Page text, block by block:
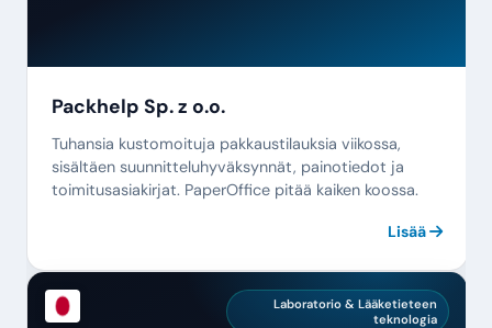
Packhelp Sp. z o.o.
Tuhansia kustomoituja pakkaustilauksia viikossa,
sisältäen suunnitteluhyväksynnät, painotiedot ja
toimitusasiakirjat. PaperOffice pitää kaiken koossa.
Lisää
Laboratorio & Lääketieteen
teknologia